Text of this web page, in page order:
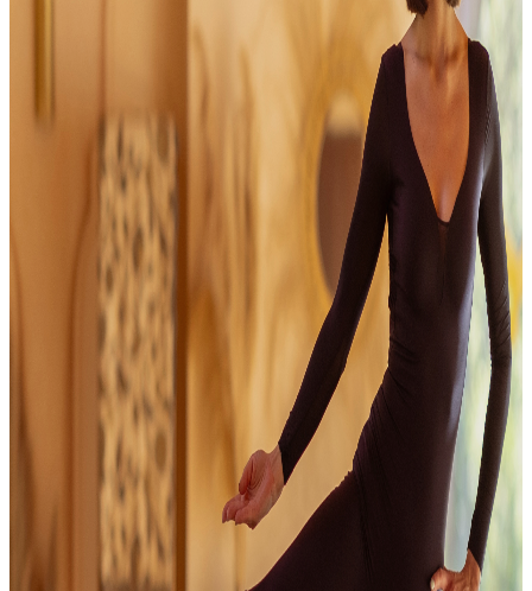
fel hírlevelünkre és 10%
meg melyet beválthatsz
vagy hangfürdőnkön.